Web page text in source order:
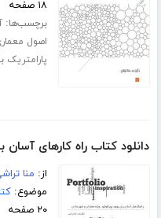
۱۸ صفحه
برچسب‌ها:
اصول
پارامتریک
دانلود کتاب راه کارهای آسان
از: منا
موضوع:
۲۰ صفحه